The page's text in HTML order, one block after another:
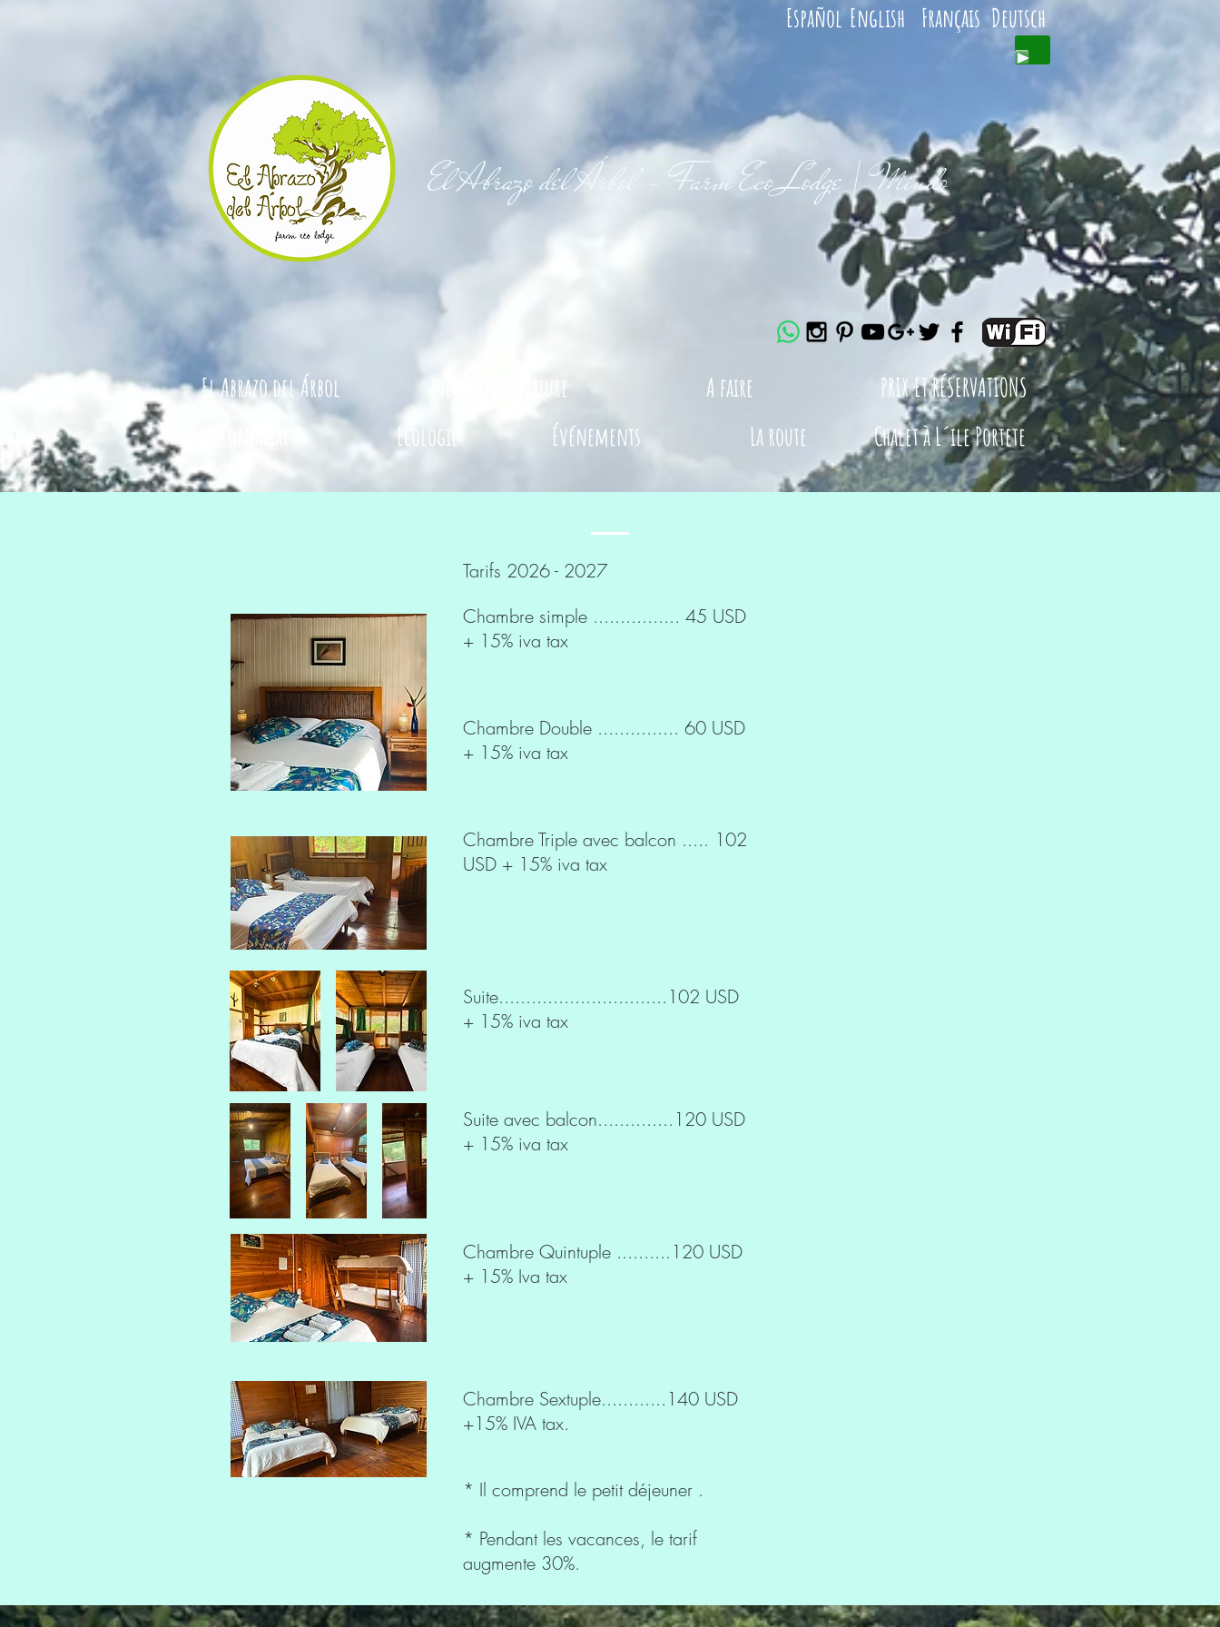
Español English Français Deutsch
El Abrazo del Árbol - Farm Eco Lodge | Mindo
El Abrazo del Árbol
Ecologie La route
Zoom sur la nature
Événements
A faire
PRIX ET RÉSERVATIONS
Chalet à L´ile Portete
Tarifs 2026 - 2027
Chambre simple ................ 45 USD
+ 15% iva tax
Chambre Double ............... 60 USD
+ 15% iva tax
Chambre Triple avec balcon ..... 102
USD + 15% iva tax
Suite...............................102 USD
+ 15% iva tax
Suite avec balcon..............120 USD
+ 15% iva tax
Chambre Quintuple ..........120 USD
+ 15% Iva tax
Chambre Sextuple............140 USD
+15% IVA tax.
* Il comprend le petit déjeuner .
* Pendant les vacances, le tarif
augmente 30%.